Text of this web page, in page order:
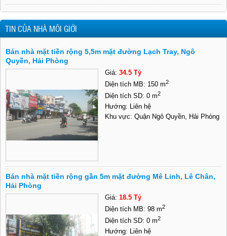
TIN CỦA NHÀ MÔI GIỚI
Bán nhà mặt tiền rộng 5,5m mặt đường Lạch Tray, Ngô
Quyền, Hải Phòng
Giá: 34.5 Tỷ
Diện tích MB: 150 m2
Diện tích SD: 0 m2
Hướng: Liên hệ
Khu vực: Quận Ngô Quyền, Hải Phòng
Bán nhà mặt tiền rộng gần 5m mặt đường Mê Linh, Lê Chân,
Hải Phòng
Giá: 18.5 Tỷ
Diện tích MB: 98 m2
Diện tích SD: 0 m2
Hướng: Liên hệ